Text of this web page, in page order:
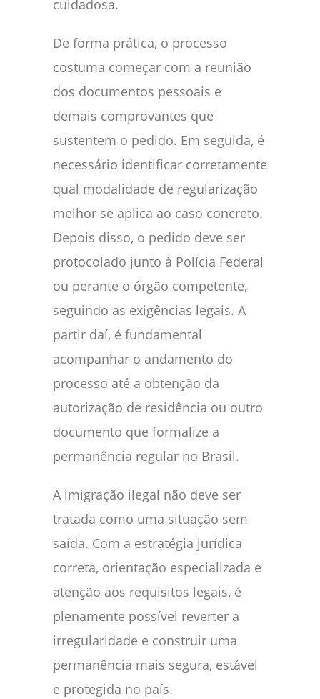
cuidadosa.
De forma prática, o processo
costuma começar com a reunião
dos documentos pessoais e
demais comprovantes que
sustentem o pedido. Em seguida, é
necessário identificar corretamente
qual modalidade de regularização
melhor se aplica ao caso concreto.
Depois disso, o pedido deve ser
protocolado junto à Polícia Federal
ou perante o órgão competente,
seguindo as exigências legais. A
partir daí, é fundamental
acompanhar o andamento do
processo até a obtenção da
autorização de residência ou outro
documento que formalize a
permanência regular no Brasil.
A imigração ilegal não deve ser
tratada como uma situação sem
saída. Com a estratégia jurídica
correta, orientação especializada e
atenção aos requisitos legais, é
plenamente possível reverter a
irregularidade e construir uma
permanência mais segura, estável
e protegida no país.